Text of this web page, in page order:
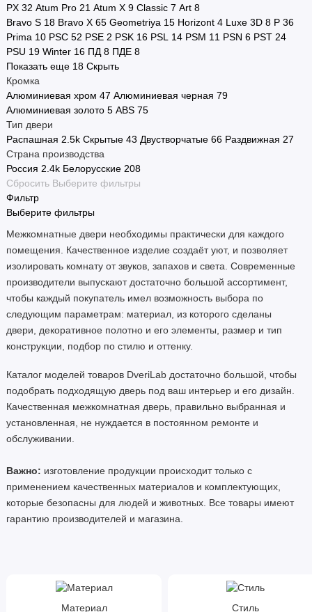
PX 32 Atum Pro 21 Atum X 9 Classic 7 Art 8
Bravo S 18 Bravo X 65 Geometriya 15 Horizont 4 Luxe 3D 8 P 36
Prima 10 PSC 52 PSE 2 PSK 16 PSL 14 PSM 11 PSN 6 PST 24
PSU 19 Winter 16 ПД 8 ПДЕ 8
Показать еще 18 Скрыть
Кромка
Алюминиевая хром 47 Алюминиевая черная 79
Алюминиевая золото 5 ABS 75
Тип двери
Распашная 2.5k Скрытые 43 Двустворчатые 66 Раздвижная 27
Страна производства
Россия 2.4k Белорусские 208
Сбросить Выберите фильтры
Фильтр
Выберите фильтры
Межкомнатные двери необходимы практически для каждого
помещения. Качественное изделие создаёт уют, и позволяет
изолировать комнату от звуков, запахов и света. Современные
производители выпускают достаточно большой ассортимент,
чтобы каждый покупатель имел возможность выбора по
следующим параметрам: материал, из которого сделаны
двери, декоративное полотно и его элементы, размер и тип
конструкции, подбор по стилю и оттенку.
Каталог моделей товаров DveriLab достаточно большой, чтобы
подобрать подходящую дверь под ваш интерьер и его дизайн.
Качественная межкомнатная дверь, правильно выбранная и
установленная, не нуждается в постоянном ремонте и
обслуживании.
Важно: изготовление продукции происходит только с
применением качественных материалов и комплектующих,
которые безопасны для людей и животных. Все товары имеют
гарантию производителей и магазина.
Материал Стиль